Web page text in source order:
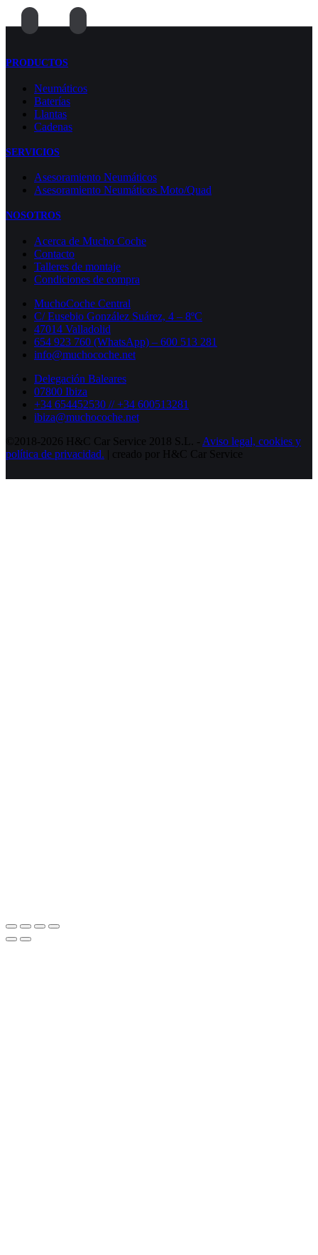
PRODUCTOS
Neumáticos
Baterías
Llantas
Cadenas
SERVICIOS
Asesoramiento Neumáticos
Asesoramiento Neumáticos Moto/Quad
NOSOTROS
Acerca de Mucho Coche
Contacto
Talleres de montaje
Condiciones de compra
MuchoCoche Central
C/ Eusebio González Suárez, 4 – 8ºC
47014 Valladolid
654 923 760 (WhatsApp) – 600 513 281
info@muchocoche.net
Delegación Baleares
07800 Ibiza
+34 654452530 // +34 600513281
ibiza@muchocoche.net
©2018-2026 H&C Car Service 2018 S.L. - Aviso legal, cookies y
política de privacidad. | creado por H&C Car Service